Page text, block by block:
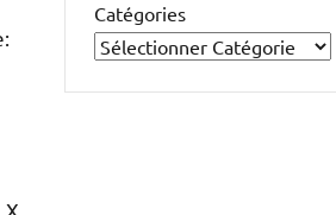
Catégories